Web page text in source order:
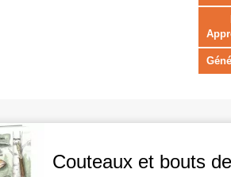
Couteaux et bouts